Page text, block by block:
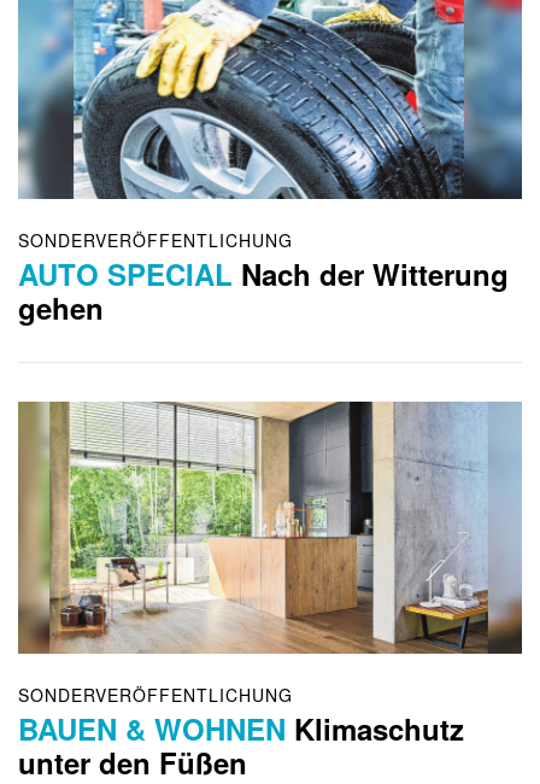
SONDERVERÖFFENTLICHUNG
AUTO SPECIAL Nach der Witterung
gehen
SONDERVERÖFFENTLICHUNG
BAUEN & WOHNEN Klimaschutz
unter den Füßen